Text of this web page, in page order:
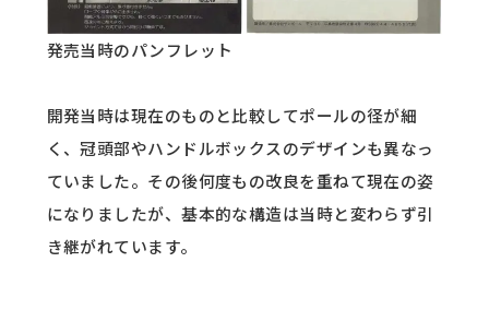
発売当時のパンフレット
開発当時は現在のものと比較してポールの径が細
く、冠頭部やハンドルボックスのデザインも異なっ
ていました。その後何度もの改良を重ねて現在の姿
になりましたが、基本的な構造は当時と変わらず引
き継がれています。